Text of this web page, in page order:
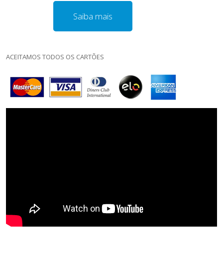
Saiba mais
ACEITAMOS TODOS OS CARTÕES